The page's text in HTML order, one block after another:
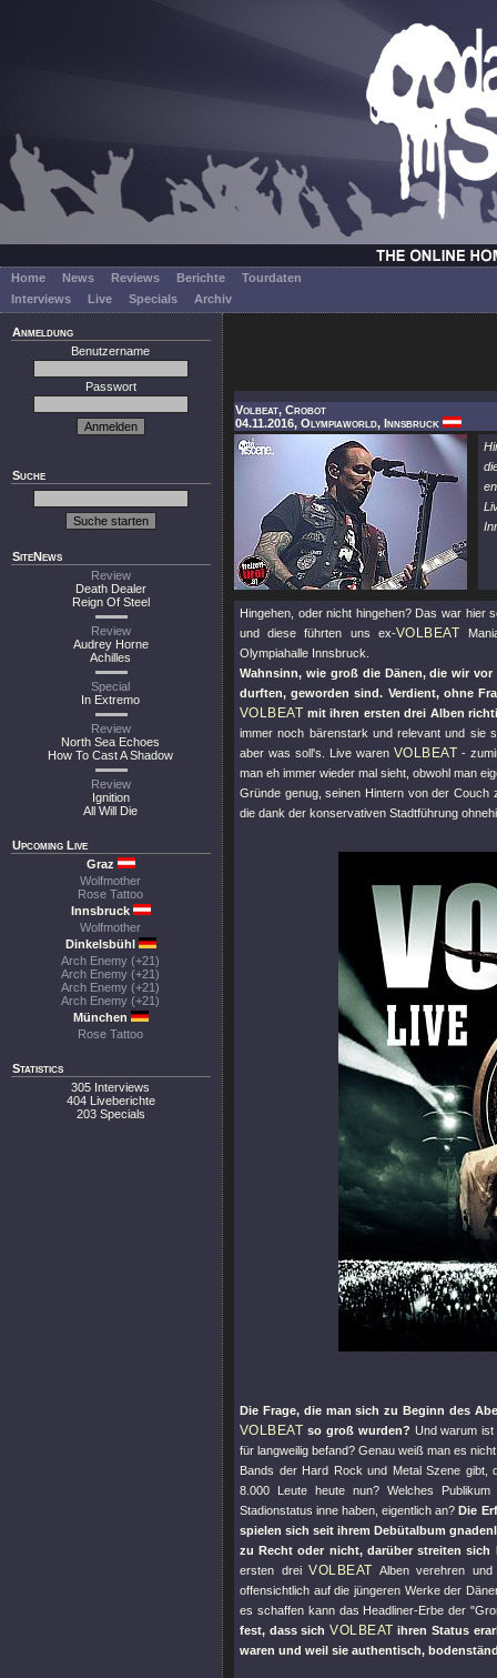
Home News Reviews Berichte
Tourdaten
Interviews
Live Specials Archiv
Anmeldung
Benutzername
Passwort
Suche
SiteNews
Review
Death Dealer
Reign Of Steel
Review
Audrey Horne
Achilles
Special
In Extremo
Review
North Sea Echoes
How To Cast A Shadow
Review
Ignition
All Will Die
Upcoming Live
Graz
Wolfmother
Rose Tattoo
Innsbruck
Wolfmother
Dinkelsbühl
Arch Enemy (+21)
Arch Enemy (+21)
Arch Enemy (+21)
Arch Enemy (+21)
München
Rose Tattoo
Statistics
305 Interviews
404 Liveberichte
203 Specials
Volbeat, Crobot
04.11.2016, Olympiaworld, Innsbruck
Hingehen, oder nicht hingehen? Das war hier
und diese führten uns ex-VOLBEAT
Olympiahalle Innsbruck.
Wahnsinn, wie groß die Dänen, die wir
durften, geworden sind. Verdient, ohne
VOLBEAT mit ihren ersten drei Alben
immer noch bärenstark und relevant und sie
aber was soll's. Live waren VOLBEAT -
man eh immer wieder mal sieht, obwohl man
Gründe genug, seinen Hintern von der Couch
die dank der konservativen Stadtführung
Die Frage, die man sich zu Beginn des
VOLBEAT so groß wurden? Und warum
für langweilig befand? Genau weiß man es
Bands der Hard Rock und Metal Szene gibt,
8.000 Leute heute nun? Welches
Stadionstatus inne haben, eigentlich an? Die
spielen sich seit ihrem Debütalbum
zu Recht oder nicht, darüber streiten sich
ersten dreiVOLBEAT Alben verehren
offensichtlich auf die jüngeren Werke der
es schaffen kann das Headliner-Erbe der
fest, dass sichVOLBEAT ihren Status
waren und weil sie authentisch,